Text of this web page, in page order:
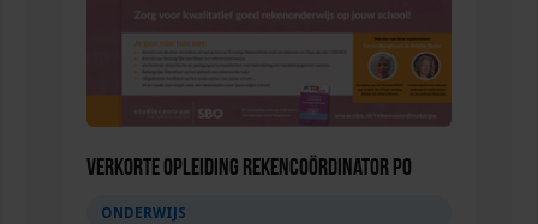
Verkorte opleiding Rekencoördinator PO
ONDERWIJS